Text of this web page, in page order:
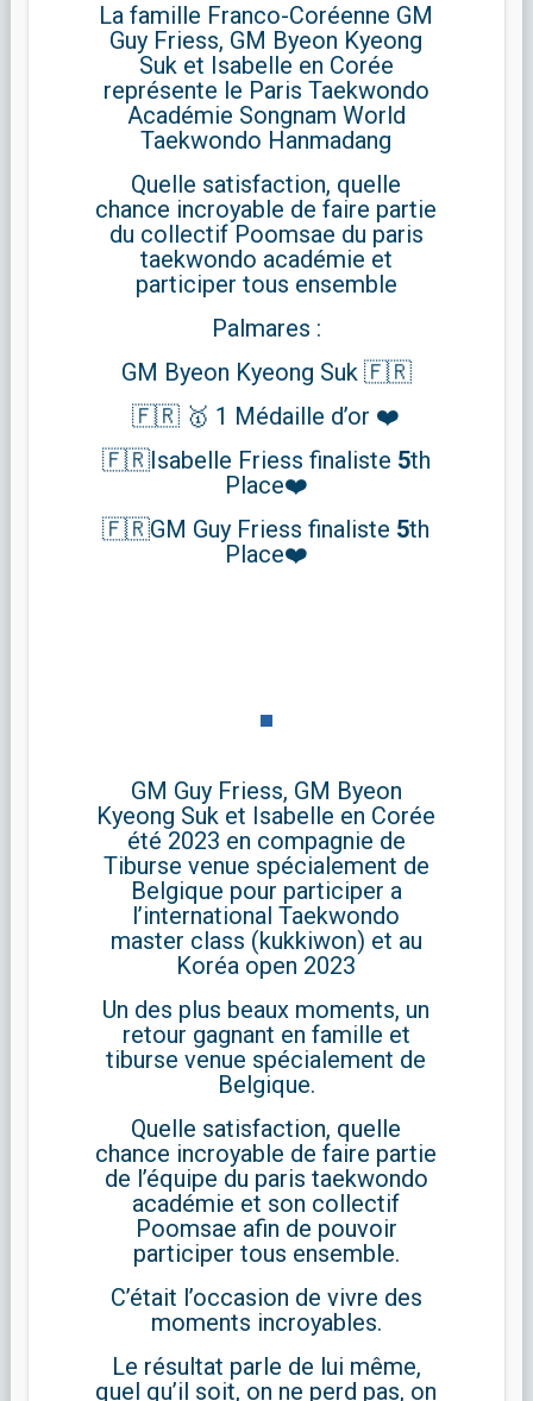
La famille Franco-Coréenne GM
Guy Friess, GM Byeon Kyeong
Suk et Isabelle en Corée
représente le Paris Taekwondo
Académie Songnam World
Taekwondo Hanmadang
Quelle satisfaction, quelle
chance incroyable de faire partie
du collectif Poomsae du paris
taekwondo académie et
participer tous ensemble
Palmares :
GM Byeon Kyeong Suk 🇫🇷
🇫🇷 🥇 1 Médaille d’or ❤️
🇫🇷Isabelle Friess finaliste 5th
Place❤️
🇫🇷GM Guy Friess finaliste 5th
Place❤️
GM Guy Friess, GM Byeon
Kyeong Suk et Isabelle en Corée
été 2023 en compagnie de
Tiburse venue spécialement de
Belgique pour participer a
l’international Taekwondo
master class (kukkiwon) et au
Koréa open 2023
Un des plus beaux moments, un
retour gagnant en famille et
tiburse venue spécialement de
Belgique.
Quelle satisfaction, quelle
chance incroyable de faire partie
de l’équipe du paris taekwondo
académie et son collectif
Poomsae afin de pouvoir
participer tous ensemble.
C’était l’occasion de vivre des
moments incroyables.
Le résultat parle de lui même,
quel qu’il soit, on ne perd pas, on